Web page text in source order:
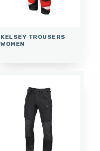
KELSEY TROUSERS
WOMEN